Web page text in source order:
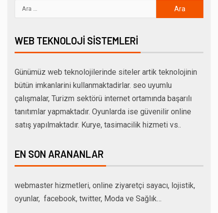
WEB TEKNOLOJI SISTEMLERI
Günümüz web teknolojilerinde siteler artik teknolojinin
bütün imkanlarini kullanmaktadirlar. seo uyumlu
çalışmalar, Turizm sektörü internet ortamında başarılı
tanıtımlar yapmaktadır. Oyunlarda ise güvenilir online
satış yapılmaktadır. Kurye, tasimacilik hizmeti vs..
EN SON ARANANLAR
webmaster hizmetleri, online ziyaretçi sayacı, lojistik,
oyunlar, facebook, twitter, Moda ve Sağlık…